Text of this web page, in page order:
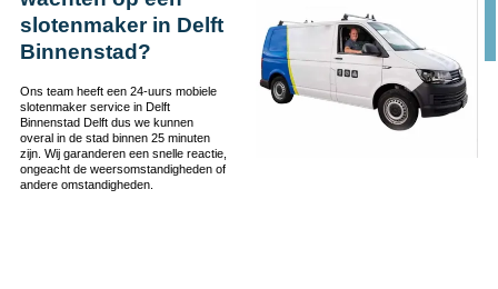
slotenmaker in Delft
Binnenstad?
Ons team heeft een 24-uurs mobiele
slotenmaker service in Delft
Binnenstad Delft dus we kunnen
overal in de stad binnen 25 minuten
zijn. Wij garanderen een snelle reactie,
ongeacht de weersomstandigheden of
andere omstandigheden.